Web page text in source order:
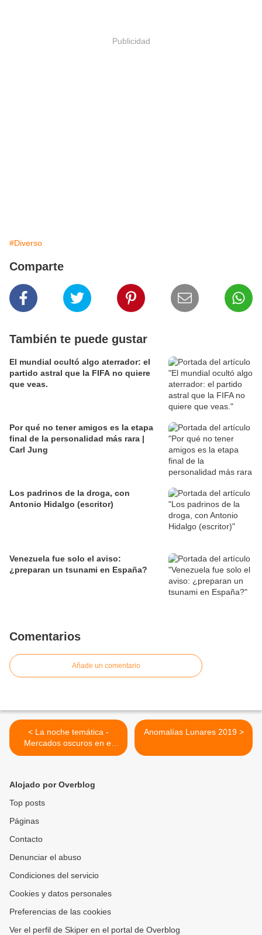
Publicidad
#Diverso
Comparte
También te puede gustar
El mundial ocultó algo aterrador: el
partido astral que la FIFA no quiere
que veas.
Por qué no tener amigos es la etapa
final de la personalidad más rara |
Carl Jung
Los padrinos de la droga, con
Antonio Hidalgo (escritor)
Venezuela fue solo el aviso:
¿preparan un tsunami en España?
Comentarios
Añade un comentario
< La noche temática -
Mercados oscuros en el
corazón de Europa
Anomalías Lunares 2019 >
Alojado por Overblog
Top posts
Páginas
Contacto
Denunciar el abuso
Condiciones del servicio
Cookies y datos personales
Preferencias de las cookies
Ver el perfil de Skiper en el portal de Overblog